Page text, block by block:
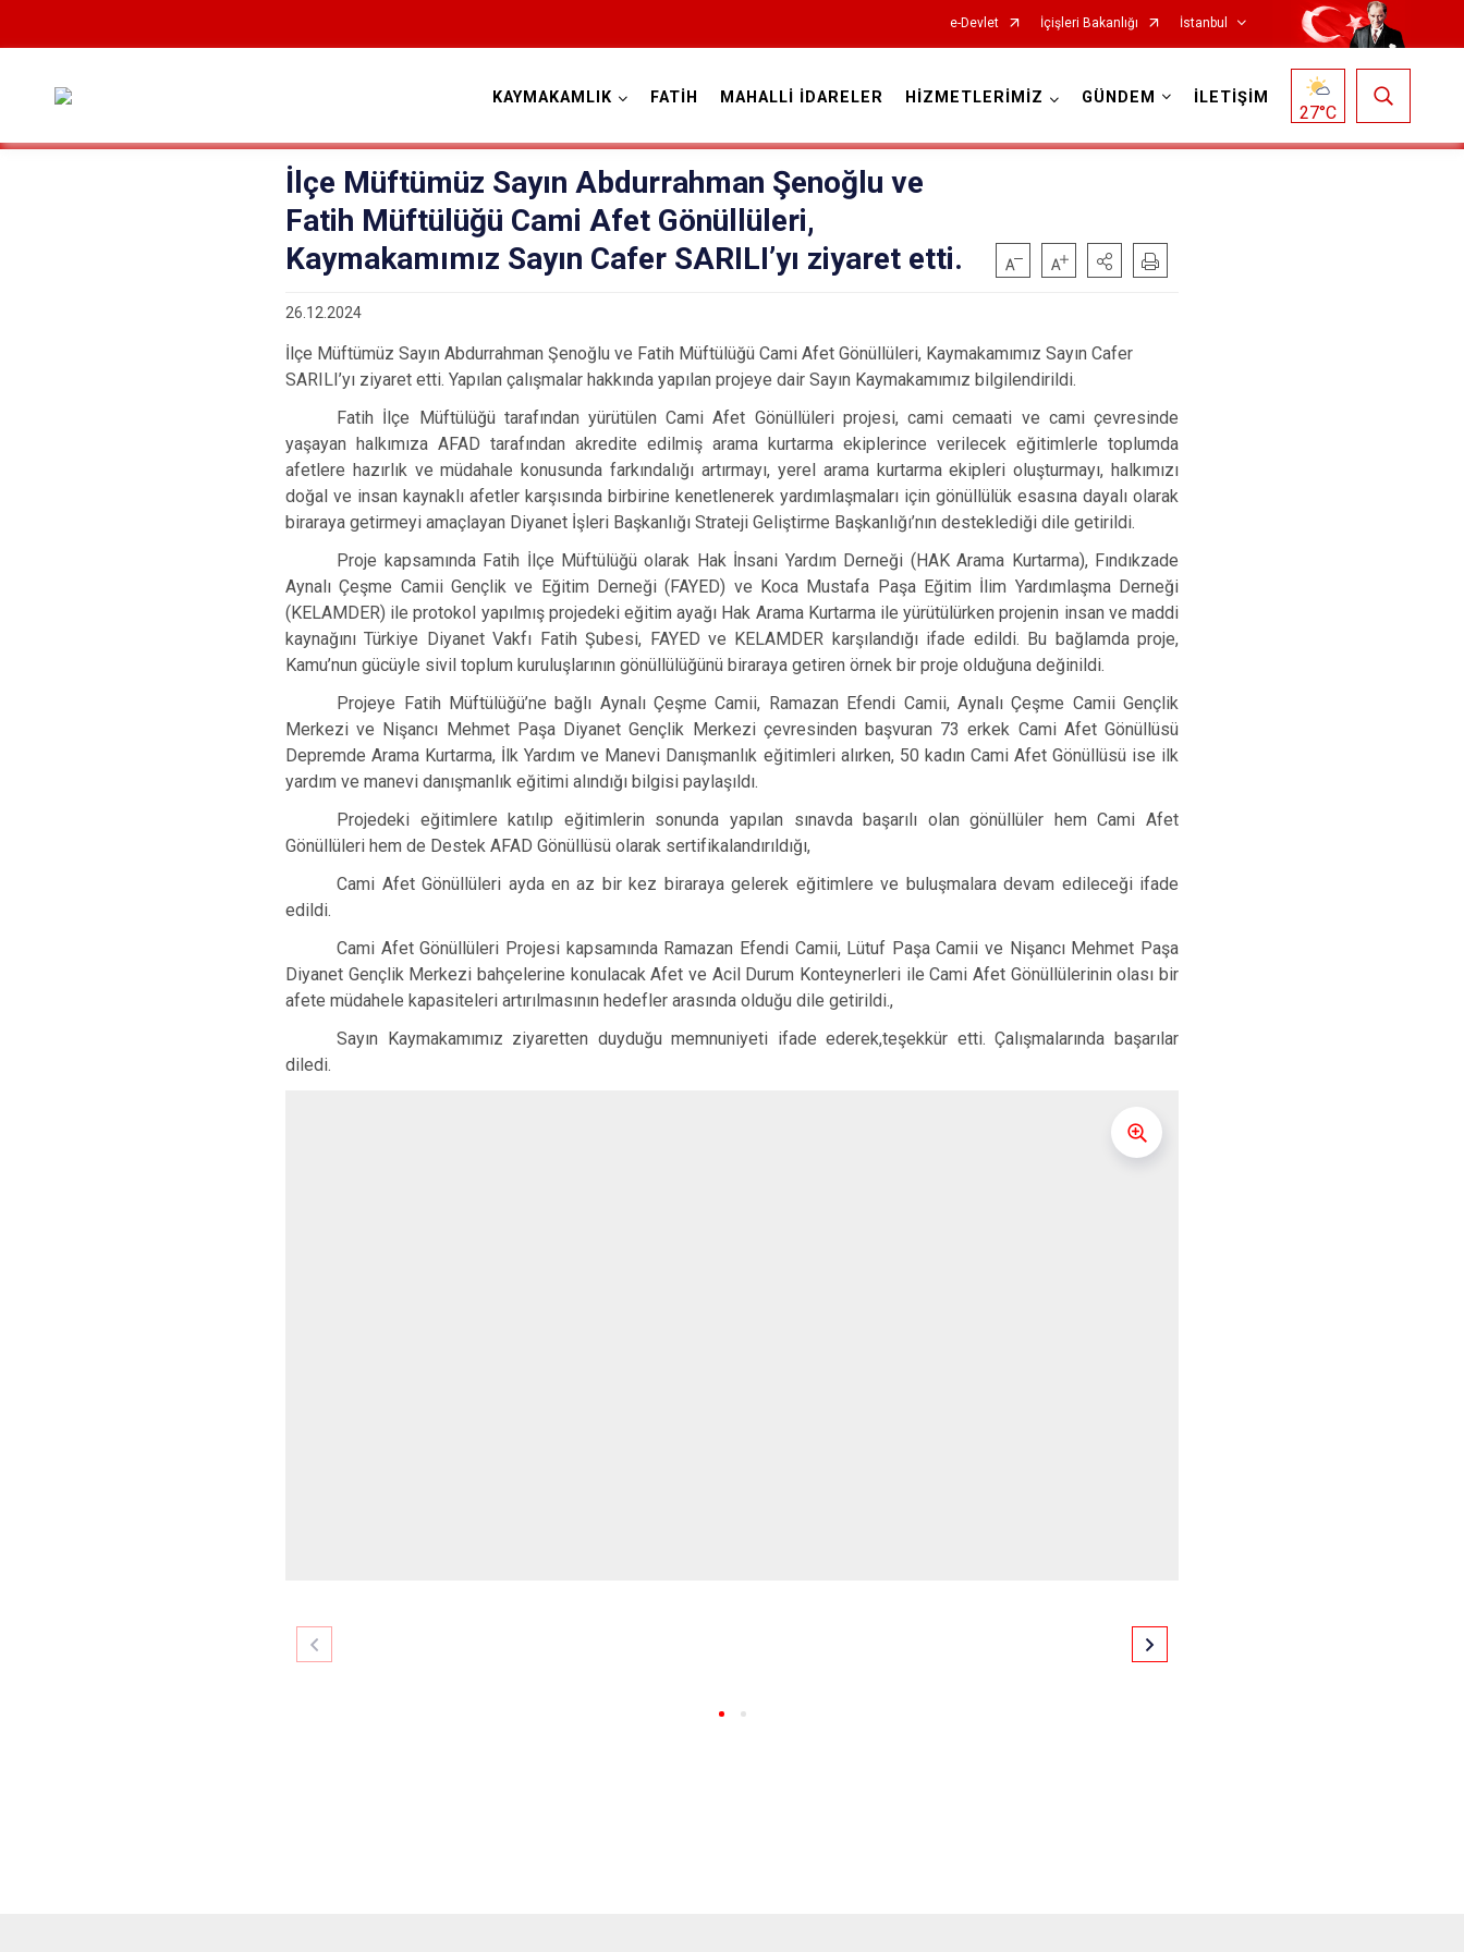
e-Devlet İçişleri Bakanlığı İstanbul
Avcılar
Bahçelievler
Bakırköy
Bayrampaşa
Beşiktaş
Beykoz
Beyoğlu
Büyükçekmece
Çatalca
Esenler
Eyüpsultan
Gaziosmanpaşa
Kadıköy
Kağıthane
Kartal
Küçükçekmece
Maltepe
Pendik
Sarıyer
Şile
Silivri
Şişli
KAYMAKAMLIK FATİH MAHALLİ İDARELER HİZMETLERİMİZ GÜNDEM İLETİŞİM
27°C
İlçe Müftümüz Sayın Abdurrahman Şenoğlu ve
Fatih Müftülüğü Cami Afet Gönüllüleri,
Kaymakamımız Sayın Cafer SARILI’yı ziyaret etti.
26.12.2024
İlçe Müftümüz Sayın Abdurrahman Şenoğlu ve Fatih Müftülüğü Cami Afet Gönüllüleri, Kaymakamımız Sayın Cafer
SARILI’yı ziyaret etti. Yapılan çalışmalar hakkında yapılan projeye dair Sayın Kaymakamımız bilgilendirildi.
Fatih İlçe Müftülüğü tarafından yürütülen Cami Afet Gönüllüleri projesi, cami cemaati ve cami çevresinde
yaşayan halkımıza AFAD tarafından akredite edilmiş arama kurtarma ekiplerince verilecek eğitimlerle toplumda
afetlere hazırlık ve müdahale konusunda farkındalığı artırmayı, yerel arama kurtarma ekipleri oluşturmayı, halkımızı
doğal ve insan kaynaklı afetler karşısında birbirine kenetlenerek yardımlaşmaları için gönüllülük esasına dayalı olarak
biraraya getirmeyi amaçlayan Diyanet İşleri Başkanlığı Strateji Geliştirme Başkanlığı’nın desteklediği dile getirildi.
Proje kapsamında Fatih İlçe Müftülüğü olarak Hak İnsani Yardım Derneği (HAK Arama Kurtarma), Fındıkzade
Aynalı Çeşme Camii Gençlik ve Eğitim Derneği (FAYED) ve Koca Mustafa Paşa Eğitim İlim Yardımlaşma Derneği
(KELAMDER) ile protokol yapılmış projedeki eğitim ayağı Hak Arama Kurtarma ile yürütülürken projenin insan ve maddi
kaynağını Türkiye Diyanet Vakfı Fatih Şubesi, FAYED ve KELAMDER karşılandığı ifade edildi. Bu bağlamda proje,
Kamu’nun gücüyle sivil toplum kuruluşlarının gönüllülüğünü biraraya getiren örnek bir proje olduğuna değinildi.
Projeye Fatih Müftülüğü’ne bağlı Aynalı Çeşme Camii, Ramazan Efendi Camii, Aynalı Çeşme Camii Gençlik
Merkezi ve Nişancı Mehmet Paşa Diyanet Gençlik Merkezi çevresinden başvuran 73 erkek Cami Afet Gönüllüsü
Depremde Arama Kurtarma, İlk Yardım ve Manevi Danışmanlık eğitimleri alırken, 50 kadın Cami Afet Gönüllüsü ise ilk
yardım ve manevi danışmanlık eğitimi alındığı bilgisi paylaşıldı.
Projedeki eğitimlere katılıp eğitimlerin sonunda yapılan sınavda başarılı olan gönüllüler hem Cami Afet
Gönüllüleri hem de Destek AFAD Gönüllüsü olarak sertifikalandırıldığı,
Cami Afet Gönüllüleri ayda en az bir kez biraraya gelerek eğitimlere ve buluşmalara devam edileceği ifade
edildi.
Cami Afet Gönüllüleri Projesi kapsamında Ramazan Efendi Camii, Lütuf Paşa Camii ve Nişancı Mehmet Paşa
Diyanet Gençlik Merkezi bahçelerine konulacak Afet ve Acil Durum Konteynerleri ile Cami Afet Gönüllülerinin olası bir
afete müdahele kapasiteleri artırılmasının hedefler arasında olduğu dile getirildi.,
Sayın Kaymakamımız ziyaretten duyduğu memnuniyeti ifade ederek,teşekkür etti. Çalışmalarında başarılar
diledi.